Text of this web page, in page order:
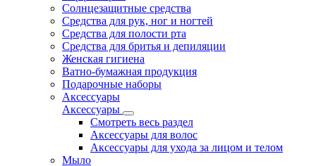
Солнцезащитные средства
Средства для рук, ног и ногтей
Средства для полости рта
Средства для бритья и депиляции
Женская гигиена
Ватно-бумажная продукция
Подарочные наборы
Аксессуары
Аксессуары
Смотреть весь раздел
Аксессуары для волос
Аксессуары для ухода за лицом и телом
Мыло